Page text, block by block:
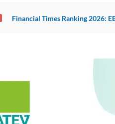
Financial Times Ranking 2026: